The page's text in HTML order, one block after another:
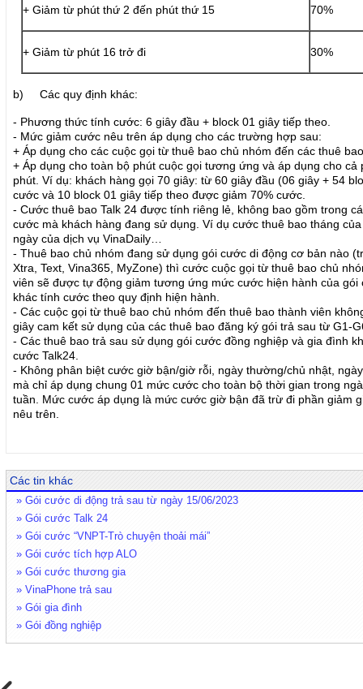
+ Giảm từ phút thứ 2 đến phút thứ 15 70%
+ Giảm từ phút 16 trở đi 30%
b) Các quy định khác:
- Phương thức tính cước: 6 giây đầu + block 01 giây tiếp theo.
- Mức giảm cước nêu trên áp dụng cho các trường hợp sau:
+ Áp dụng cho các cuộc gọi từ thuê bao chủ nhóm đến các thuê
+ Áp dụng cho toàn bộ phút cuộc gọi tương ứng và áp dụng cho cả
phút. Ví dụ: khách hàng gọi 70 giây: từ 60 giây đầu (06 giây + 54
cước và 10 block 01 giây tiếp theo được giảm 70% cước.
- Cước thuê bao Talk 24 được tính riêng lẻ, không bao gồm trong
cước mà khách hàng đang sử dụng. Ví dụ cước thuê bao tháng
ngày của dịch vụ VinaDaily…
- Thuê bao chủ nhóm đang sử dụng gói cước di động cơ bản nào
Xtra, Text, Vina365, MyZone) thì cước cuộc gọi từ thuê bao chủ
viên sẽ được tự động giảm tương ứng mức cước hiện hành của
khác tính cước theo quy định hiện hành.
- Các cuộc gọi từ thuê bao chủ nhóm đến thuê bao thành viên
giây cam kết sử dụng của các thuê bao đăng ký gói trả sau từ G1-
- Các thuê bao trả sau sử dụng gói cước đồng nghiệp và gia đình
cước Talk24.
- Không phân biệt cước giờ bận/giờ rỗi, ngày thường/chủ nhật,
mà chỉ áp dụng chung 01 mức cước cho toàn bộ thời gian trong
tuần. Mức cước áp dụng là mức cước giờ bận đã trừ đi phần giảm
nêu trên.
Các tin khác
» Gói cước di động trả sau từ ngày 15/06/2023
» Gói cước Talk 24
» Gói cước “VNPT-Trò chuyện thoải mái”
» Gói cước tích hợp ALO
» Gói cước thương gia
» VinaPhone trả sau
» Gói gia đình
» Gói đồng nghiệp